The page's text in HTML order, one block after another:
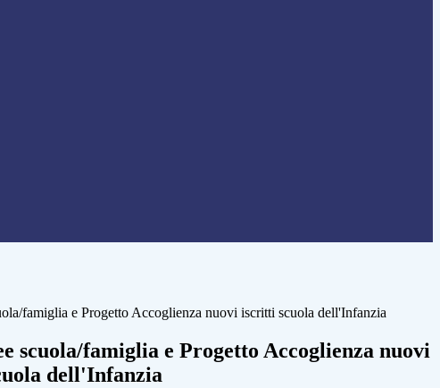
famiglia e Progetto Accoglienza nuovi iscritti scuola dell'Infanzia
scuola/famiglia e Progetto Accoglienza nuovi
dell'Infanzia